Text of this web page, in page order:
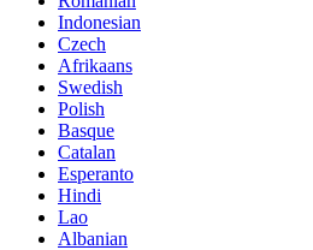
Indonesian
Czech
Afrikaans
Swedish
Polish
Basque
Catalan
Esperanto
Hindi
Lao
Albanian